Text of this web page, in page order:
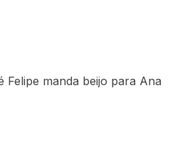
Felipe manda beijo para Ana